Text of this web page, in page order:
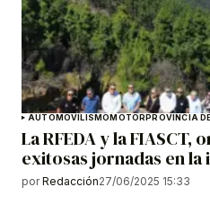
AUTOMOVILISMO MOTOR PROVINCIA
La RFEDA y la
exitosas jornadas en la
por Redacción27/06/2025 15:33